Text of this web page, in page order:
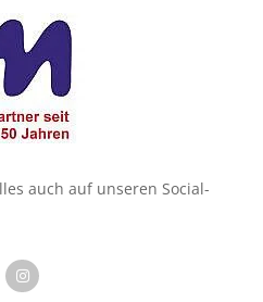
auch auf unseren Social-